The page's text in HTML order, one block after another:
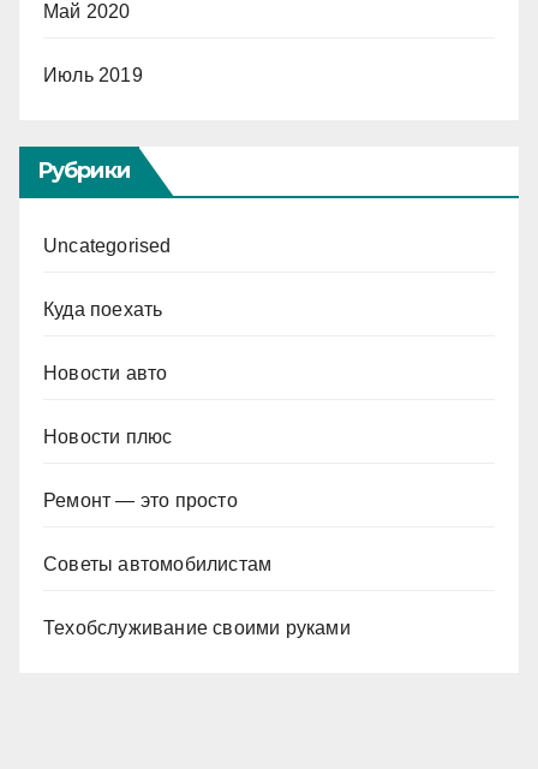
Май 2020
Июль 2019
Рубрики
Uncategorised
Куда поехать
Новости авто
Новости плюс
Ремонт — это просто
Советы автомобилистам
Техобслуживание своими руками